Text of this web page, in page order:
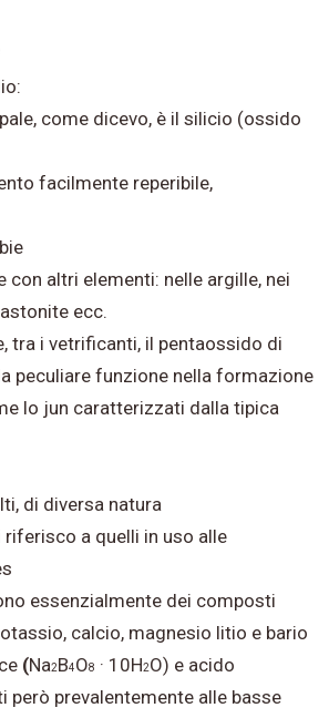
come dicevo, è il silicio (ossido
facilmente reperibile,
con altri elementi: nelle argille, nei
ecc.
tra i vetrificanti, il pentaossido di
peculiare funzione nella formazione
lo jun caratterizzati dalla tipica
di diversa natura
a quelli in uso alle
essenzialmente dei composti
calcio, magnesio litio e bario
(Na2B4O8 · 10H2O) e acido
però prevalentemente alle basse